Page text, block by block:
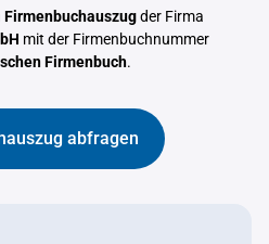
Firmenbuchauszugder Firma
mit der Firmenbuchnummer
Firmenbuch.
abfragen